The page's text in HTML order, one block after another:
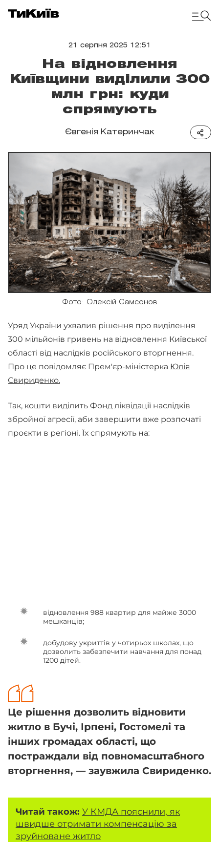
21 серпня 2025 12:51
На відновлення
Київщини виділили 300
млн грн: куди
спрямують
Євгенія Катеринчак
Фото: Олексій Самсонов
Уряд України ухвалив рішення про виділення
300 мільйонів гривень на відновлення Київської
області від наслідків російського вторгнення.
Про це повідомляє Прем'єр-міністерка Юлія
Свириденко.
Так, кошти виділить Фонд ліквідації наслідків
збройної агресії, аби завершити вже розпочаті
проєкти в регіоні. Їх спрямують на:
відновлення 988 квартир для майже 3000
мешканців;
добудову укриттів у чотирьох школах, що
дозволить забезпечити навчання для понад
1200 дітей.
Це рішення дозволить відновити
житло в Бучі, Ірпені, Гостомелі та
інших громадах області, що
постраждали від повномасштабного
вторгнення, — заувжила Свириденко.
Читай також: У КМДА пояснили, як
швидше отримати компенсацію за
зруйноване житло